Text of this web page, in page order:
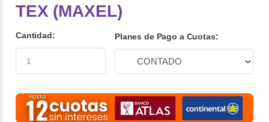
TEX (MAXEL)
Cantidad: Planes de Pago a Cuotas: